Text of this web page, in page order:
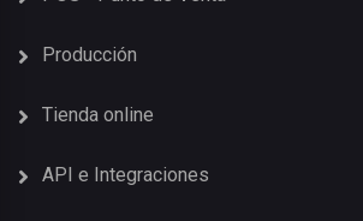
Producción
Tienda online
API e Integraciones